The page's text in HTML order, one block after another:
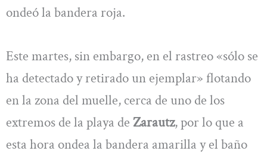
ondeó la bandera roja.
Este martes, sin embargo, en el rastreo «sólo se
ha detectado y retirado un ejemplar» flotando
en la zona del muelle, cerca de uno de los
extremos de la playa de Zarautz, por lo que a
esta hora ondea la bandera amarilla y el baño